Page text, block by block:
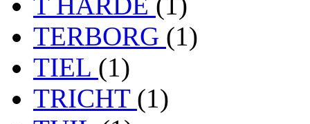
TERBORG (1)
TIEL (1)
TRICHT (1)